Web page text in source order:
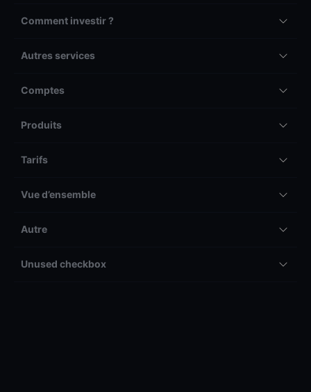
Comment investir ?
Autres services
Comptes
Produits
Tarifs
Vue d’ensemble
Autre
Unused checkbox